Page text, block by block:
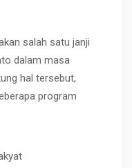
salah satu janji
dalam masa
hal tersebut,
program